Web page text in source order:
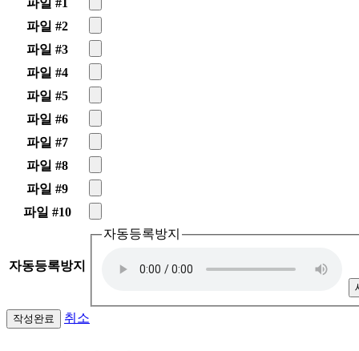
파일 #1
파일 #2
파일 #3
파일 #4
파일 #5
파일 #6
파일 #7
파일 #8
파일 #9
파일 #10
자동등록방지
자동등록방지
취소